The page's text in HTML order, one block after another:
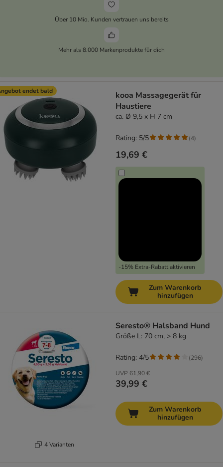
Über 10 Mio. Kunden vertrauen uns bereits
Mehr als 8.000 Markenprodukte für dich
endet bald
kooa Massagegerät für
Haustiere
ca. Ø 9,5 x H 7 cm
19,69 €
-15% Extra-Rabatt aktivieren
Rating: 5/5 (4)
Zum Warenkorb
hinzufügen
4 Varianten
Seresto® Halsband Hund
Größe L: 70 cm, > 8 kg
UVP 61,90 €
39,99 €
Rating: 4/5 (296)
Zum Warenkorb
hinzufügen